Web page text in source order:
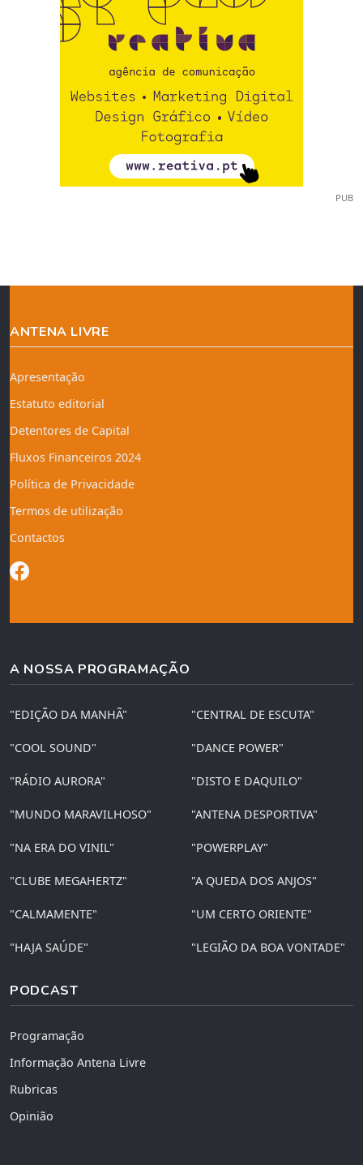
PUB
ANTENA LIVRE
Apresentação
Estatuto editorial
Detentores de Capital
Fluxos Financeiros 2024
Política de Privacidade
Termos de utilização
Contactos
A NOSSA PROGRAMAÇÃO
"EDIÇÃO DA MANHÃ" "CENTRAL DE ESCUTA"
"COOL SOUND" "DANCE POWER"
"RÁDIO AURORA" "DISTO E DAQUILO"
"MUNDO MARAVILHOSO" "ANTENA DESPORTIVA"
"NA ERA DO VINIL" "POWERPLAY"
"CLUBE MEGAHERTZ" "A QUEDA DOS ANJOS"
"CALMAMENTE" "UM CERTO ORIENTE"
"HAJA SAÚDE" "LEGIÃO DA BOA VONTADE"
PODCAST
Programação
Informação Antena Livre
Rubricas
Opinião